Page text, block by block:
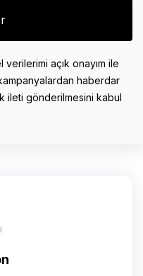
verilerimi açık onayım ile
haberdar
ileti gönderilmesini kabul